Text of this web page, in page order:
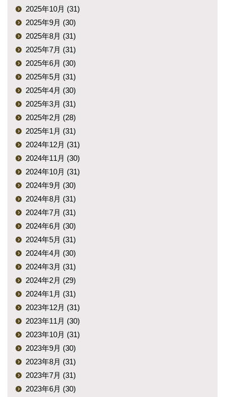
2025年10月 (31)
2025年9月 (30)
2025年8月 (31)
2025年7月 (31)
2025年6月 (30)
2025年5月 (31)
2025年4月 (30)
2025年3月 (31)
2025年2月 (28)
2025年1月 (31)
2024年12月 (31)
2024年11月 (30)
2024年10月 (31)
2024年9月 (30)
2024年8月 (31)
2024年7月 (31)
2024年6月 (30)
2024年5月 (31)
2024年4月 (30)
2024年3月 (31)
2024年2月 (29)
2024年1月 (31)
2023年12月 (31)
2023年11月 (30)
2023年10月 (31)
2023年9月 (30)
2023年8月 (31)
2023年7月 (31)
2023年6月 (30)